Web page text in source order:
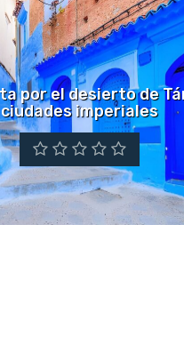
por el desierto de
ciudades imperiales